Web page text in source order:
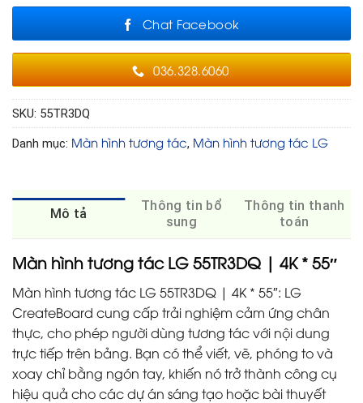
Chat Facebook
036.328.6060
SKU: 55TR3DQ
Danh mục: Màn hình tương tác, Màn hình tương tác LG
Mô tả
Thông tin bổ
sung
Thông tin thanh
toán
Màn hình tương tác LG 55TR3DQ | 4K * 55″
Màn hình tương tác LG 55TR3DQ | 4K * 55″: LG
CreateBoard cung cấp trải nghiệm cảm ứng chân
thực, cho phép người dùng tương tác với nội dung
trực tiếp trên bảng. Bạn có thể viết, vẽ, phóng to và
xoay chỉ bằng ngón tay, khiến nó trở thành công cụ
hiệu quả cho các dự án sáng tạo hoặc bài thuyết